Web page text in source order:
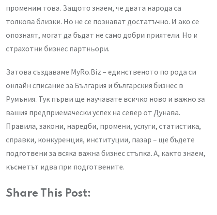
променим това. Защото знаем, че двата народа са
толкова близки. Но не се познават достатъчно. И ако се
опознаят, могат да бъдат не само добри приятели. Но и
страхотни бизнес партньори.
Затова създаваме MyRo.Biz – единственото по рода си
онлайн списание за България и българския бизнес в
Румъния. Тук първи ще научавате всичко ново и важно за
вашия предприемачески успех на север от Дунава.
Правила, закони, наредби, промени, услуги, статистика,
справки, конкуренция, институции, пазар – ще бъдете
подготвени за всяка важна бизнес стъпка. А, както знаем,
късметът идва при подготвените.
Share This Post: